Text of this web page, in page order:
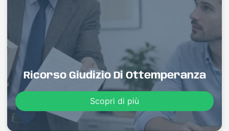
Ricorso Giudizio Di Ottemperanza
Scopri di più